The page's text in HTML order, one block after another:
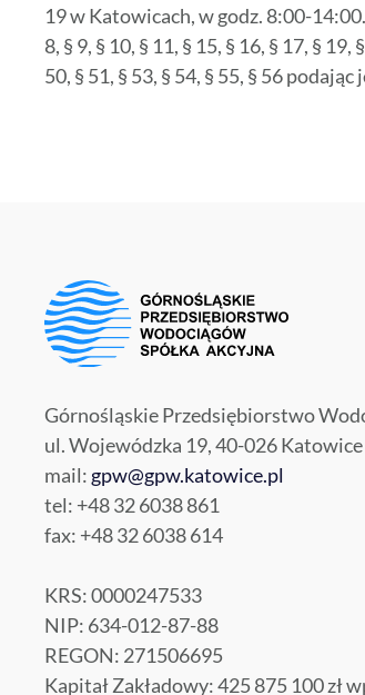
19 w Katowicach, w godz. 8:00-
8, § 9, § 10, § 11, § 15, § 16, § 17, § 19,
50, § 51, § 53, § 54, § 55, § 56
Górnośląskie Przedsiębiorstwo
ul. Wojewódzka 19, 40-026 Katowice
mail: gpw@gpw.katowice.pl
tel: +48 32 6038 861
fax: +48 32 6038 614
KRS: 0000247533
NIP: 634-012-87-88
REGON: 271506695
Kapitał Zakładowy: 425 875 100 zł